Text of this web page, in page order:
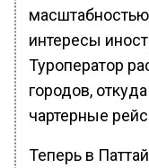
интересы
Туроператор
городов,
чартерные
Теперь в